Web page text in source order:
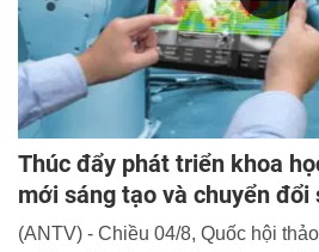
Thúc đẩy phát triển khoa
mới sáng tạo và chuyển đổi
(ANTV) - Chiều 04/8, Quốc hội